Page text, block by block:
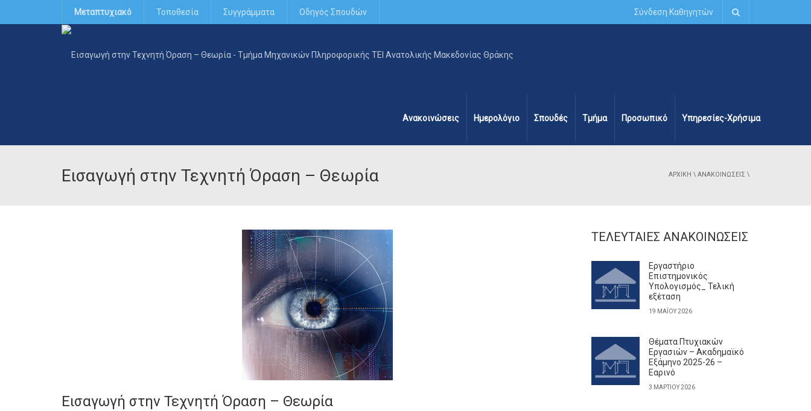
Μεταπτυχιακό Τοποθεσία Συγγράμματα Οδηγός Σπουδών Σύνδεση Καθηγητών
Ανακοινώσεις Ημερολόγιο Σπουδές Τμήμα Προσωπικό Υπηρεσίες-Χρήσιμα
Εισαγωγή στην Τεχνητή Όραση – Θεωρία ΑΡΧΙΚΉ \ ΑΝΑΚΟΙΝΏΣΕΙΣ \
Εισαγωγή στην Τεχνητή Όραση – Θεωρία
ΤΕΛΕΥΤΑΊΕΣ ΑΝΑΚΟΙΝΏΣΕΙΣ
Εργαστήριο
Επιστημονικός
Υπολογισμός_ Τελική
εξέταση
19 ΜΑΪ́ΟΥ 2026
Θέματα Πτυχιακών
Εργασιών – Ακαδημαϊκό
Εξάμηνο 2025-26 –
Εαρινό
3 ΜΑΡΤΊΟΥ 2026